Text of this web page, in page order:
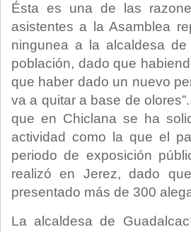
Ésta es una de las
asistentes a la Asamblea
ningunea a la alcaldesa
población, dado que
que haber dado un nuevo
va a quitar a base de
que en Chiclana se ha
actividad como la que el
periodo de exposición
realizó en Jerez, dado
presentado más de 300
La alcaldesa de